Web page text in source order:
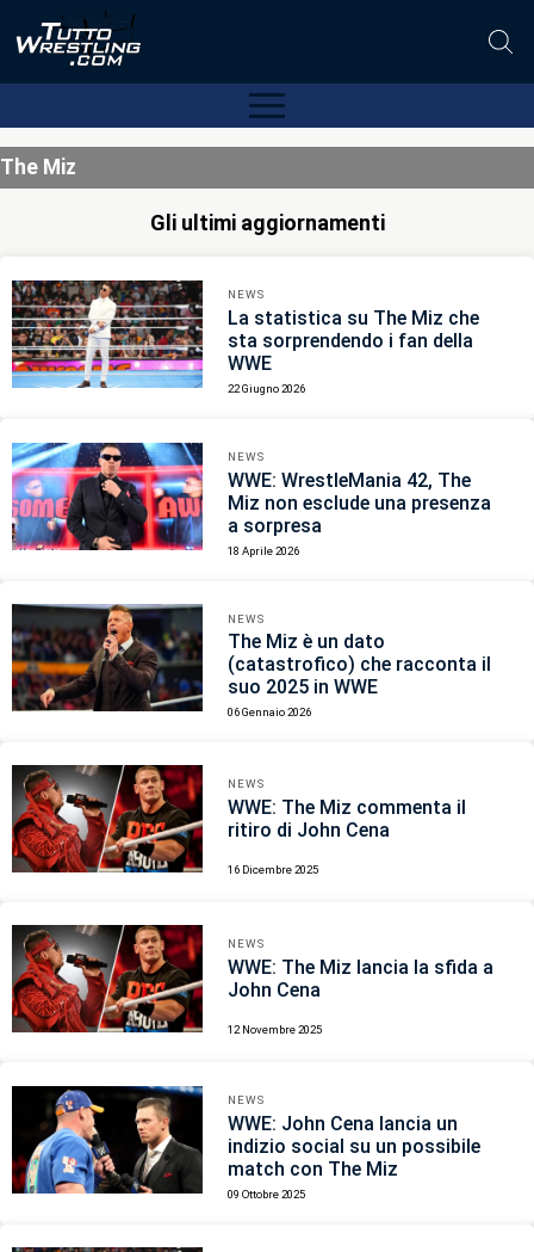
The Miz
Gli ultimi aggiornamenti
NEWS
La statistica su The Miz che
sta sorprendendo i fan della
WWE
22 Giugno 2026
NEWS
WWE: WrestleMania 42, The
Miz non esclude una presenza
a sorpresa
18 Aprile 2026
NEWS
The Miz è un dato
(catastrofico) che racconta il
suo 2025 in WWE
06 Gennaio 2026
NEWS
WWE: The Miz commenta il
ritiro di John Cena
16 Dicembre 2025
NEWS
WWE: The Miz lancia la sfida a
John Cena
12 Novembre 2025
NEWS
WWE: John Cena lancia un
indizio social su un possibile
match con The Miz
09 Ottobre 2025